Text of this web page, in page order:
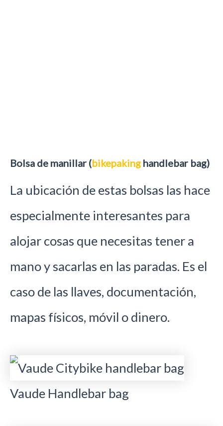
Bolsa de manillar (bikepaking handlebar bag)
La ubicación de estas bolsas las hace
especialmente interesantes para
alojar cosas que necesitas tener a
mano y sacarlas en las paradas. Es el
caso de las llaves, documentación,
mapas físicos, móvil o dinero.
Vaude Handlebar bag